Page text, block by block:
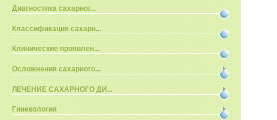
Диагностика сахарног...
Классификация сахарн...
Клинические проявлен...
Осложнения сахарного...
ЛЕЧЕНИЕ САХАРНОГО ДИ...
Гинекология